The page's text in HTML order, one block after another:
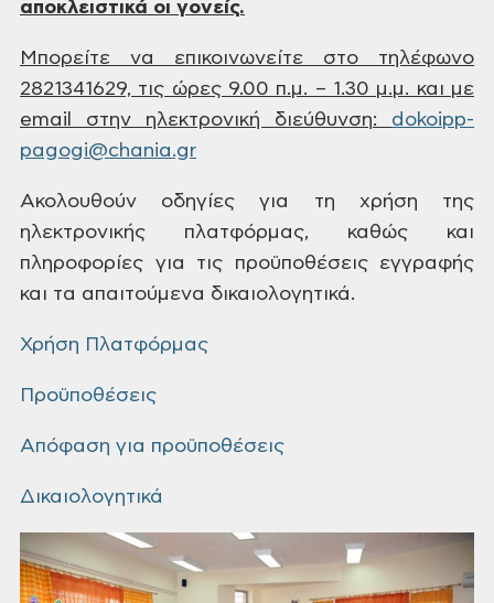
αποκλειστικά οι γονείς.
Μπορείτε να επικοινωνείτε στο τηλέφωνο
2821341629, τις ώρες 9.00 π.μ. – 1.30 μ.μ. και με
email
στην ηλεκτρονική διεύθυνση:
dokoipp-
pagogi@chania.gr
Ακολουθούν οδηγίες για τη χρήση της
ηλεκτρονικής πλατφόρμας, καθώς και
πληροφορίες για τις προϋποθέσειςεγγραφής
και τα απαιτούμενα δικαιολογητικά.
Χρήση Πλατφόρμας
Προϋποθέσεις
Απόφαση για προϋποθέσεις
Δικαιολογητικά